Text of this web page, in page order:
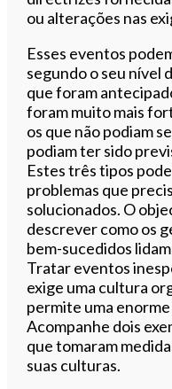
ou alterações nas
Esses eventos
segundo o seu nível
que foram
foram muito mais
os que não podiam
podiam ter sido
Estes três tipos
problemas que
solucionados. O
descrever como os
bem-sucedidos
Tratar eventos
exige uma cultura
permite uma
Acompanhe dois
que tomaram
suas culturas.